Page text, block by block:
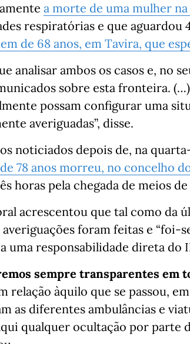
a morte de uma mulher
respiratórias e que aguardou
de 68 anos, em Tavira, que
analisar ambos os casos e, no
sobre esta fronteira.
possam configurar uma
averiguadas”, disse.
noticiados depois de, na
78 anos morreu, no concelho
horas pela chegada de meios
acrescentou que tal como da
averiguações foram feitas e “foi-
uma responsabilidade direta do
sempre transparentes em
relação àquilo que se passou,
as diferentes ambulâncias e
qualquer ocultação por parte